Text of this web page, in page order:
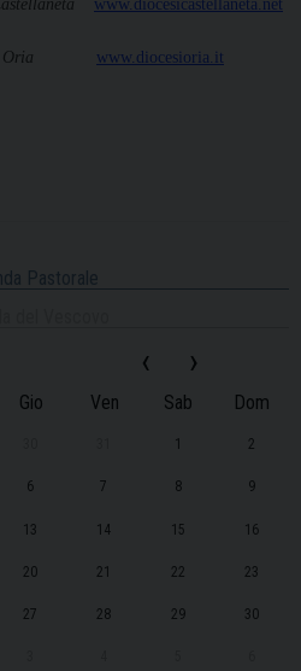
www.diocesicastellaneta.net
di Oria www.diocesioria.it
Pastorale
‹ ›
Gio Ven Sab Dom
1 2
6 7 8 9
13 14 15 16
20 21 22 23
27 28 29 30